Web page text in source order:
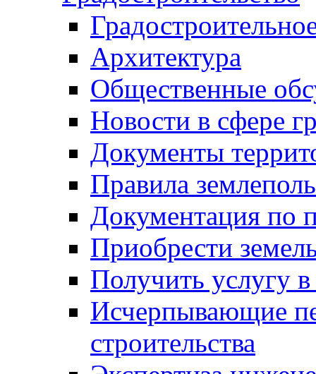
Архитектура
Общественные
Новости в сфере
Документы
Правила
Документация по
Приобрести
Получить услугу в
Исчерпывающие
строительства